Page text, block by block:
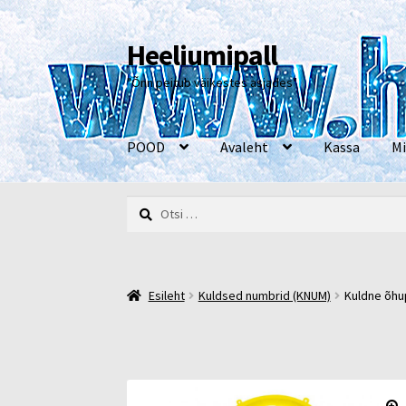
Liigu
navigeerimisele
Liigu
sisu
juurde
Heeliumipall
"Õnn peitub väikestes asjades"
POOD Avaleht Kassa
EsilehtKassa
Otsi:
Esileht Kuldsed numbrid (KNUM) Kuldne